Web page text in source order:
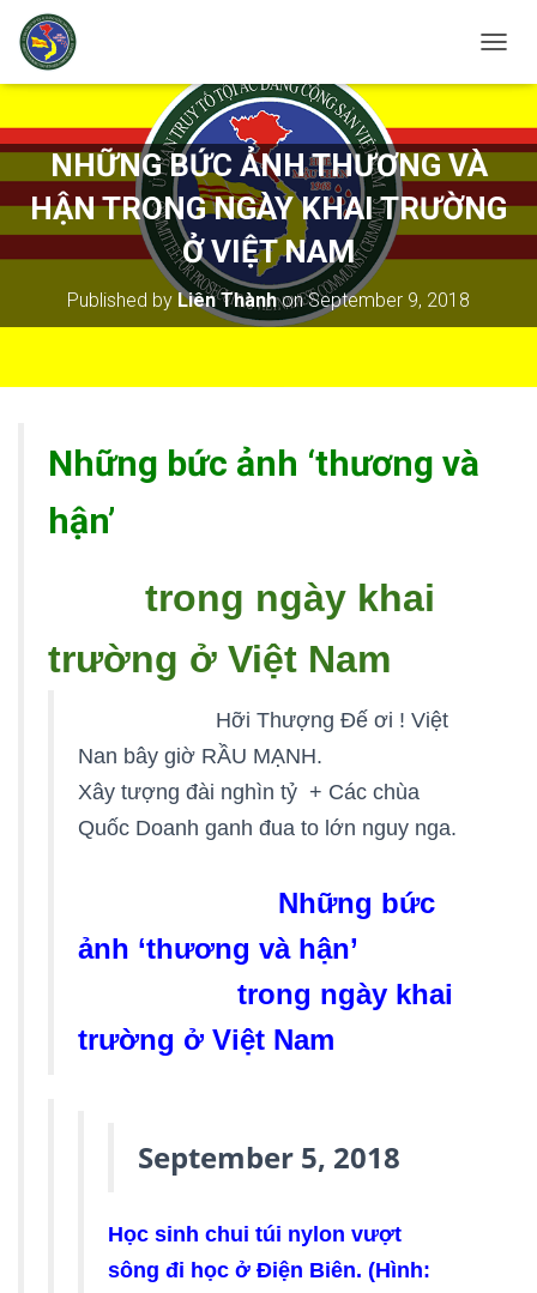
O
G
L
N
A
I
T
NHỮNG BỨC ẢNH THƯƠNG VÀ
HẬN TRONG NGÀY KHAI TRƯỜNG
Ở VIỆT NAM
Published by Liên ThànhonSeptember 9, 2018
Những bức ảnh ‘thương và
hận’
trong ngày khai
trường ở Việt Nam
Hỡi Thượng Đế ơi ! Việt
Nan bây giờ RẦU MẠNH.
Xây tượng đài nghìn tỷ + Các chùa
Quốc Doanh ganh đua to lớn nguy nga.
Những bức
ảnh ‘thương và hận’
trong ngày khai
trường ở Việt Nam
September 5, 2018
Học sinh chui túi nylon vượt
sông đi học ở Điện Biên. (Hình: